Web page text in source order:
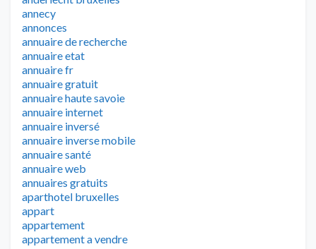
annecy
annonces
annuaire de recherche
annuaire etat
annuaire fr
annuaire gratuit
annuaire haute savoie
annuaire internet
annuaire inversé
annuaire inverse mobile
annuaire santé
annuaire web
annuaires gratuits
aparthotel bruxelles
appart
appartement
appartement a vendre